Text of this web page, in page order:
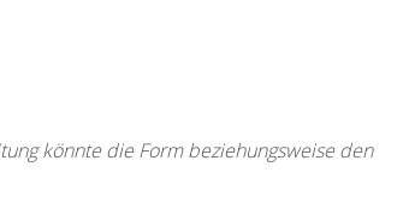
könnte die Form beziehungsweise den